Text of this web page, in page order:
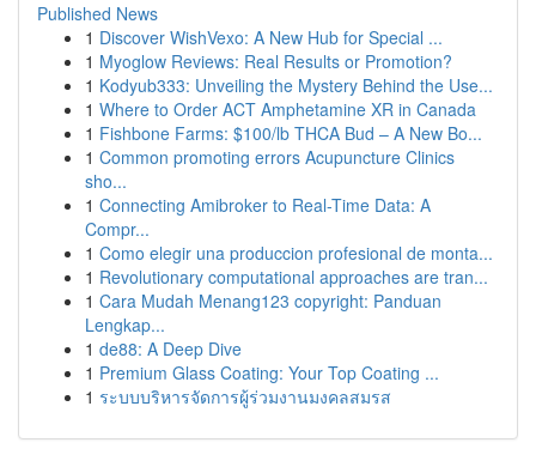
Published News
1 Discover WishVexo: A New Hub for Special ...
1 Myoglow Reviews: Real Results or Promotion?
1 Kodyub333: Unveiling the Mystery Behind the Use...
1 Where to Order ACT Amphetamine XR in Canada
1 Fishbone Farms: $100/lb THCA Bud – A New Bo...
1 Common promoting errors Acupuncture Clinics
sho...
1 Connecting Amibroker to Real-Time Data: A
Compr...
1 Como elegir una produccion profesional de monta...
1 Revolutionary computational approaches are tran...
1 Cara Mudah Menang123 copyright: Panduan
Lengkap...
1 de88: A Deep Dive
1 Premium Glass Coating: Your Top Coating ...
1 ระบบบริหารจัดการผู้ร่วมงานมงคลสมรส